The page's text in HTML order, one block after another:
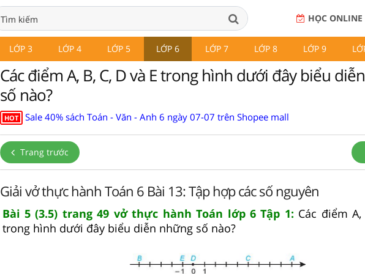
HỌC ONLINE
LỚP 3 LỚP 4 LỚP 5 LỚP 6 LỚP 7 LỚP 8 LỚP 9
Các điểm A, B, C, D và E trong hình dưới đây biểu
số nào?
HOT Sale 40% sách Toán - Văn - Anh 6 ngày 07-07 trên Shopee mall
Trang trước
Giải vở thực hành Toán 6 Bài 13: Tập hợp các số nguyên
Bài 5 (3.5) trang 49 vở thực hành Toán lớp 6 Tập 1: Các điểm
trong hình dưới đây biểu diễn những số nào?